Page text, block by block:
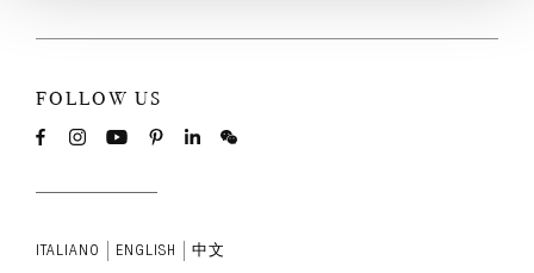
FOLLOW US
ITALIANO ENGLISH 中文